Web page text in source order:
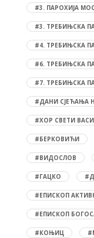
#3. ПАРОХИЈА
#3. ТРЕБИЊСКА
#4. ТРЕБИЊСКА
#6. ТРЕБИЊСКА
#7. ТРЕБИЊСКА
#ДАНИ СЈЕЋАЊА
#ХОР СВЕТИ
#БЕРКОВИЋИ
#ВИДОСЛОВ
#ГАЦКО
#ЕПИСКОП
#ЕПИСКОП
#КОЊИЦ